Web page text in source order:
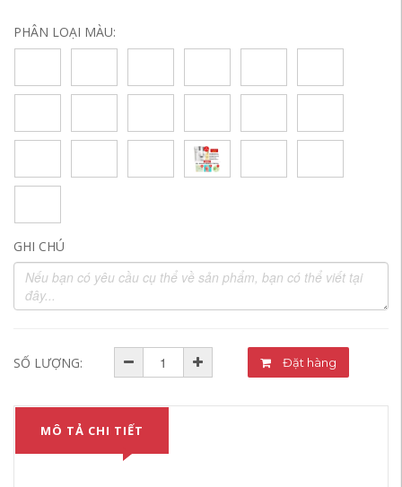
PHÂN LOẠI MÀU:
GHI CHÚ
SỐ LƯỢNG: Đặt hàng
MÔ TẢ CHI TIẾT